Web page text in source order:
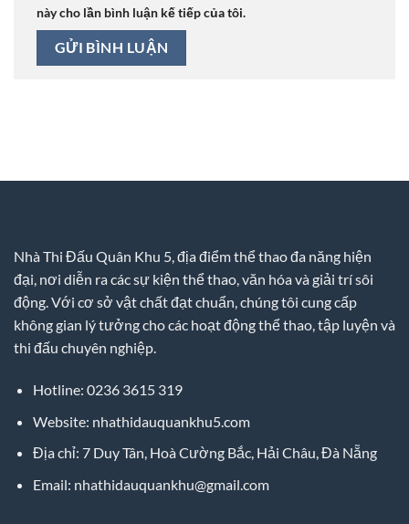
này cho lần bình luận kế tiếp của tôi.
Nhà Thi Đấu Quân Khu 5, địa điểm thể thao đa năng hiện
đại, nơi diễn ra các sự kiện thể thao, văn hóa và giải trí sôi
động. Với cơ sở vật chất đạt chuẩn, chúng tôi cung cấp
không gian lý tưởng cho các hoạt động thể thao, tập luyện và
thi đấu chuyên nghiệp.
Hotline: 0236 3615 319
Website: nhathidauquankhu5.com
Địa chỉ: 7 Duy Tân, Hoà Cường Bắc, Hải Châu, Đà Nẵng
Email: nhathidauquankhu@gmail.com